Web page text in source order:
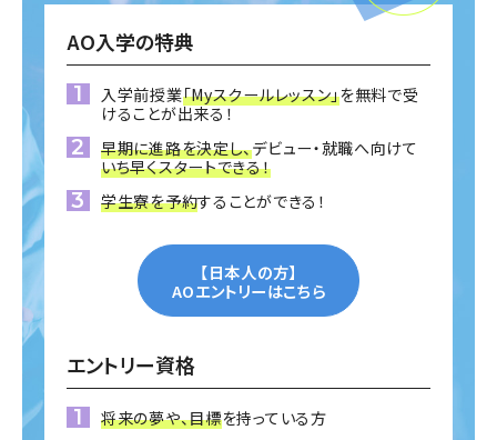
AO入学の特典
入学前授業「Myスクールレッスン」を無料で受
けることが出来る！
早期に進路を決定し、デビュー・就職へ向けて
いち早くスタートできる！
学生寮を予約することができる！
【日本人の方】
AOエントリーはこちら
エントリー資格
将来の夢や、目標を持っている方